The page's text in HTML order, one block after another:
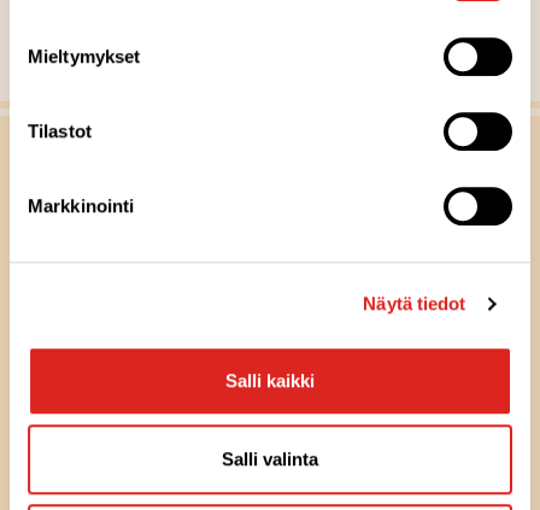
Mieltymykset
Tilastot
Markkinointi
Näytä tiedot
Salli kaikki
Salli valinta
varten